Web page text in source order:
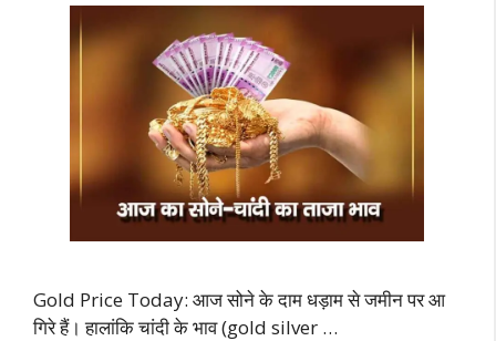
Gold Price Today: आज सोने के दाम धड़ाम से जमीन पर आ
गिरे हैं। हालांकि चांदी के भाव (gold silver …